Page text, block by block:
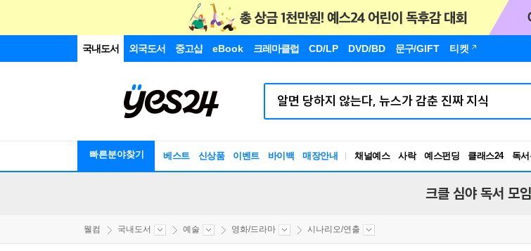
국내도서 외국도서 중고샵 eBook 크레마클럽 CD/LP DVD/BD 문구/GIFT 티켓
빠른분야찾기 베스트 신상품 이벤트 바이백 매장안내 채널예스 사락 예스펀딩 클래스24
독
크클 심야 독서 모임
웰컴 국내도서 예술 영화/드라마 시나리오/연출